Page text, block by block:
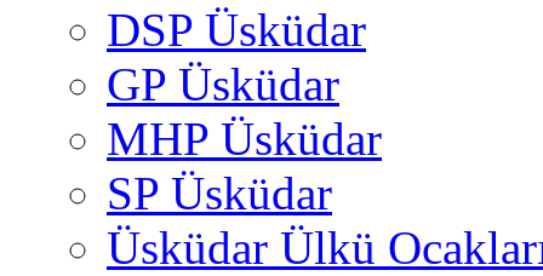
DSP Üsküdar
GP Üsküdar
MHP Üsküdar
SP Üsküdar
Üsküdar Ülkü